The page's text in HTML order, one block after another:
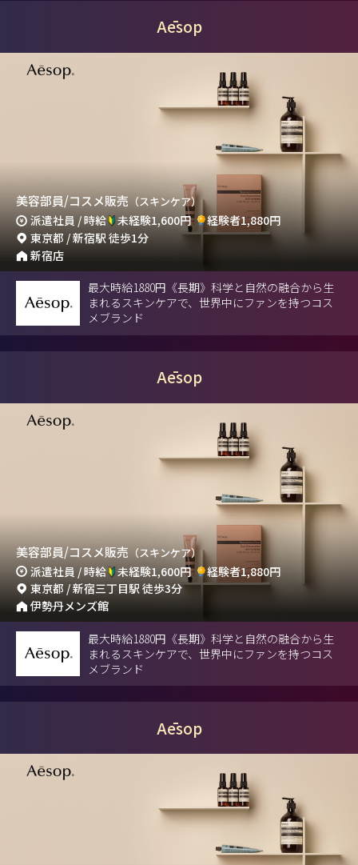
Aēsop
美容部員/コスメ販売 （スキンケア）
派遣社員 / 時給 未経験1,600円
経験者1,880円
東京都 / 新宿駅 徒歩1分
新宿店
最大時給1880円《長期》科学と自然の融合から生
まれるスキンケアで、世界中にファンを持つコス
メブランド
Aēsop
美容部員/コスメ販売 （スキンケア）
派遣社員 / 時給 未経験1,600円
経験者1,880円
東京都 / 新宿三丁目駅 徒歩3分
伊勢丹メンズ館
最大時給1880円《長期》科学と自然の融合から生
まれるスキンケアで、世界中にファンを持つコス
メブランド
Aēsop